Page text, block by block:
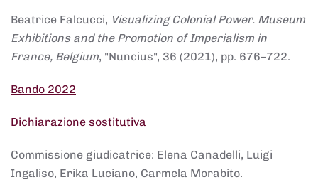
Beatrice Falcucci, Visualizing Colonial Power. Museum
Exhibitions and the Promotion of Imperialism in
France, Belgium, "Nuncius", 36 (2021), pp. 676–722.
Bando 2022
Dichiarazione sostitutiva
Commissione giudicatrice: Elena Canadelli, Luigi
Ingaliso, Erika Luciano, Carmela Morabito.